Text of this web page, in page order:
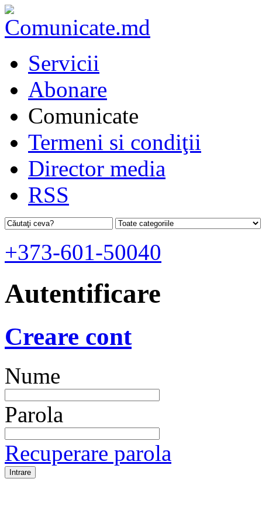
Servicii
Abonare
Comunicate
Termeni si condiţii
Director media
RSS
+373-601-50040
Autentificare
Creare cont
Nume
Parola
Recuperare parola